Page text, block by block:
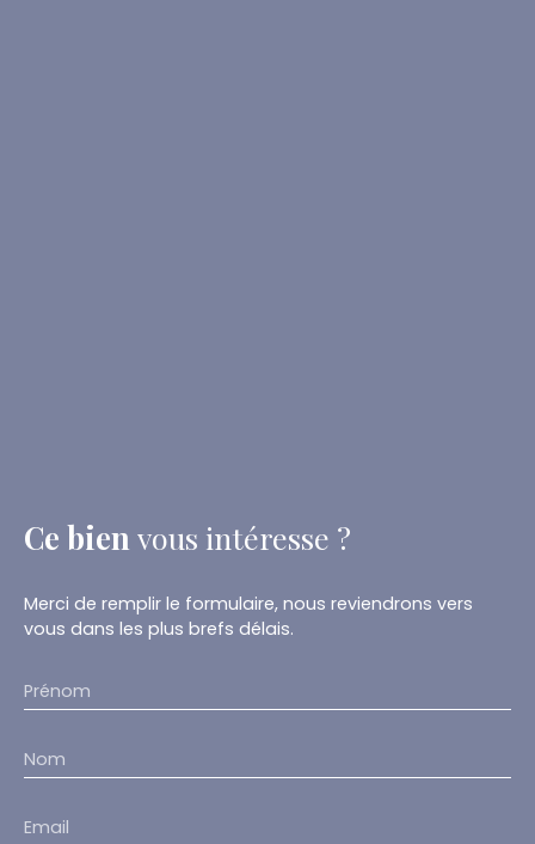
Ce bien vous intéresse ?
Merci de remplir le formulaire, nous reviendrons vers
vous dans les plus brefs délais.
Prénom
Nom
Email